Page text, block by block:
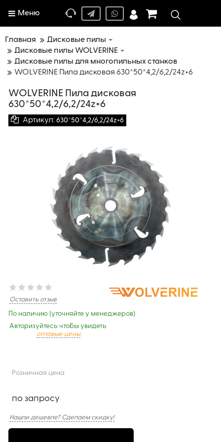
Меню
Главная
Дисковые пилы
Дисковые пилы WOLVERINE
Дисковые пилы для многопильных станков
WOLVERINE Пила дисковая 630*50*4,2/6,2/24z+6
WOLVERINE Пила дисковая
630*50*4,2/6,2/24z+6
Артикул: 630*50*4,2/6,2/24z+6
Оставить отзыв
По наличию (уточняйте у менеджеров)
Авторизуйтесь чтобы увидеть
оптовые цены
Розничная цена
по запросу
Нашли дешевле? Сделаем скидку!